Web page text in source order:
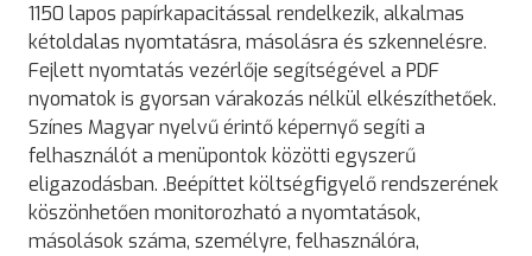
1150 lapos papírkapacitással rendelkezik, alkalmas
kétoldalas nyomtatásra, másolásra és szkennelésre.
Fejlett nyomtatás vezérlője segítségével a PDF
nyomatok is gyorsan várakozás nélkül elkészíthetőek.
Színes Magyar nyelvű érintő képernyő segíti a
felhasználót a menüpontok közötti egyszerű
eligazodásban. .Beépíttet költségfigyelő rendszerének
köszönhetően monitorozható a nyomtatások,
másolások száma, személyre, felhasználóra,